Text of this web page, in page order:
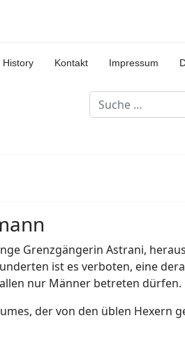
History Kontakt Impressum
Suchen
Grenzgängerin Astrani,
ist es verboten, eine
nur Männer betreten dürfen.
der von den üblen Hexern